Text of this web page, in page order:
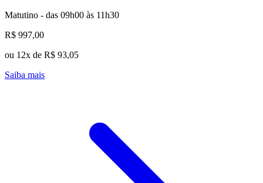
Matutino - das 09h00 às 11h30
R$ 997,00
ou 12x de R$ 93,05
Saiba mais